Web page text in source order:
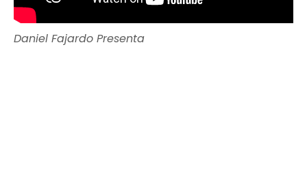
Daniel Fajardo Presenta